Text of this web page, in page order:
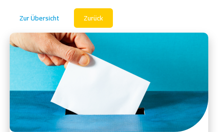
Zur Übersicht Zurück